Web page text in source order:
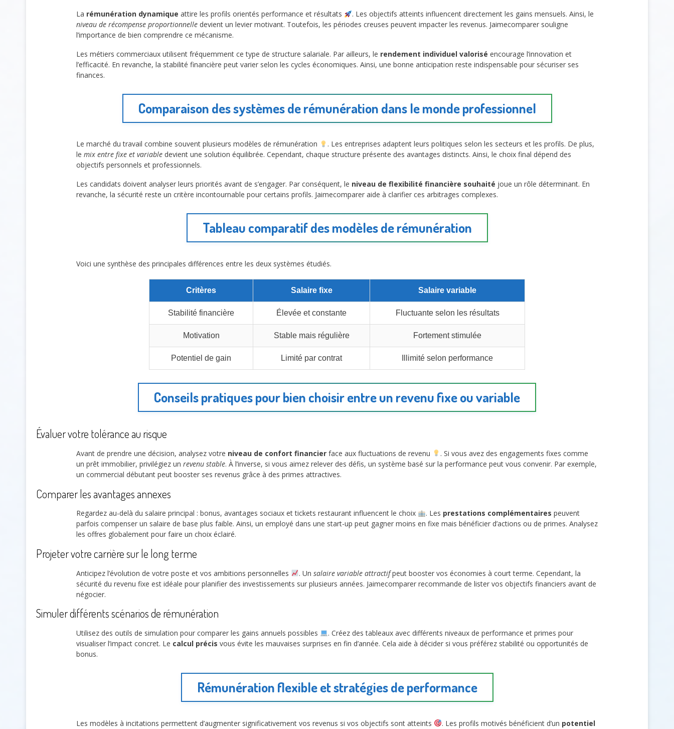
La rémunération dynamique attire les profils orientés performance et résultats
. Les objectifs atteints influencent directement les gains mensuels. Ainsi, le
niveau de récompense proportionnelle devient un levier motivant. Toutefois, les périodes creuses peuvent impacter les revenus. Jaimecomparer souligne
l’importance de bien comprendre ce mécanisme.
Les métiers commerciaux utilisent fréquemment ce type de structure salariale. Par ailleurs, le rendement individuel valorisé encourage l’innovation et
l’efficacité. En revanche, la stabilité financière peut varier selon les cycles économiques. Ainsi, une bonne anticipation reste indispensable pour sécuriser ses
finances.
Comparaison des systèmes de rémunération dans le monde professionnel
Le marché du travail combine souvent plusieurs modèles de rémunération
. Les entreprises adaptent leurs politiques selon les secteurs et les profils. De plus,
le mix entre fixe et variable devient une solution équilibrée. Cependant, chaque structure présente des avantages distincts. Ainsi, le choix final dépend des
objectifs personnels et professionnels.
Les candidats doivent analyser leurs priorités avant de s’engager. Par conséquent, le niveau de flexibilité financière souhaité joue un rôle déterminant. En
revanche, la sécurité reste un critère incontournable pour certains profils. Jaimecomparer aide à clarifier ces arbitrages complexes.
Tableau comparatif des modèles de rémunération
Voici une synthèse des principales différences entre les deux systèmes étudiés.
Critères Salaire fixe Salaire variable
Stabilité financière Élevée et constante Fluctuante selon les résultats
Motivation Stable mais régulière Fortement stimulée
Potentiel de gain Limité par contrat Illimité selon performance
Conseils pratiques pour bien choisir entre un revenu fixe ou variable
Évaluer votre tolérance au risque
Avant de prendre une décision, analysez votre niveau de confort financier face aux fluctuations de revenu
. Si vous avez des engagements fixes comme
un prêt immobilier, privilégiez un revenu stable. À l’inverse, si vous aimez relever des défis, un système basé sur la performance peut vous convenir. Par exemple,
un commercial débutant peut booster ses revenus grâce à des primes attractives.
Comparer les avantages annexes
Regardez au-delà du salaire principal : bonus, avantages sociaux et tickets restaurant influencent le choix . Les prestations complémentaires peuvent
parfois compenser un salaire de base plus faible. Ainsi, un employé dans une start-up peut gagner moins en fixe mais bénéficier d’actions ou de primes. Analysez
les offres globalement pour faire un choix éclairé.
Projeter votre carrière sur le long terme
Anticipez l’évolution de votre poste et vos ambitions personnelles . Un salaire variable attractifpeut booster vos économies à court terme. Cependant, la
sécurité du revenu fixe est idéale pour planifier des investissements sur plusieurs années. Jaimecomparer recommande de lister vos objectifs financiers avant de
négocier.
Simuler différents scénarios de rémunération
Utilisez des outils de simulation pour comparer les gains annuels possibles
. Créez des tableaux avec différents niveaux de performance et primes pour
visualiser l’impact concret. Le calcul précis vous évite les mauvaises surprises en fin d’année. Cela aide à décider si vous préférez stabilité ou opportunités de
bonus.
Rémunération flexible et stratégies de performance
Les modèles à incitations permettent d’augmenter significativement vos revenus si vos objectifs sont atteints . Les profils motivés bénéficient d’un potentiel